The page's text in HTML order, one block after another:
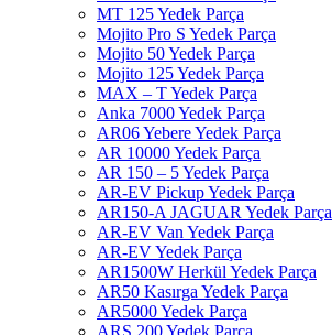
MT 125 Yedek Parça
Mojito Pro S Yedek Parça
Mojito 50 Yedek Parça
Mojito 125 Yedek Parça
MAX – T Yedek Parça
Anka 7000 Yedek Parça
AR06 Yebere Yedek Parça
AR 10000 Yedek Parça
AR 150 – 5 Yedek Parça
AR-EV Pickup Yedek Parça
AR150-A JAGUAR Yedek Parça
AR-EV Van Yedek Parça
AR-EV Yedek Parça
AR1500W Herkül Yedek Parça
AR50 Kasırga Yedek Parça
AR5000 Yedek Parça
ARS 200 Yedek Parça